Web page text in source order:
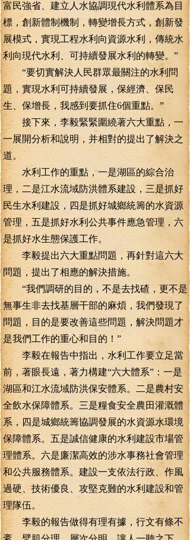
富民強省、建立人水協調現代水利體系為目
標，創新體制機制，轉變增長方式，創新發
展模式，實現工程水利向資源水利，傳統水
利向現代水利、可持續發展水利的轉變。”
“要切實解決人民群眾最關注的水利問
題，實現水利可持續發展，保經濟、保民
生、保增長，我感到要抓住6個重點。”
接下來，李毅緊緊圍繞著六大重點，一
一展開分析和說明，并相對的提出了解決之
道。
水利工作的重點，一是湖區的綜合治
理，二是江水流域防洪體系建設，三是抓好
民生水利建設，四是抓好城鄉統籌的水資源
管理，五是抓好水利公共事件應急管理，六
是抓好水生態保護工作。
李毅提出六大重點問題，再針對這六大
問題，提出了相應的解決措施。
“我們調研的目的，不是去找碴，更不是
無事生非去找基層干部的麻煩，我們發現了
問題，目的是要改善這些問題，解決問題才
是我們工作的重心和目的！”
李毅在報告中指出，水利工作要立足當
前，著眼長遠，著力構建“六大體系”：一是
湖區和江水流域防洪保安體系。二是農村安
全飲水保障體系。三是糧食安全農田灌溉體
系，四是城鄉統籌協調發展的水資源水環境
保障體系。五是誠信健康的水利建設市場管
理體系。六是廉潔高效的涉水事務社會管理
和公共服務體系。建設一支依法行政、作風
過硬、技術優良、攻堅克難的水利建設和管
理隊伍。
李毅的報告做得有理有據，行文有條不